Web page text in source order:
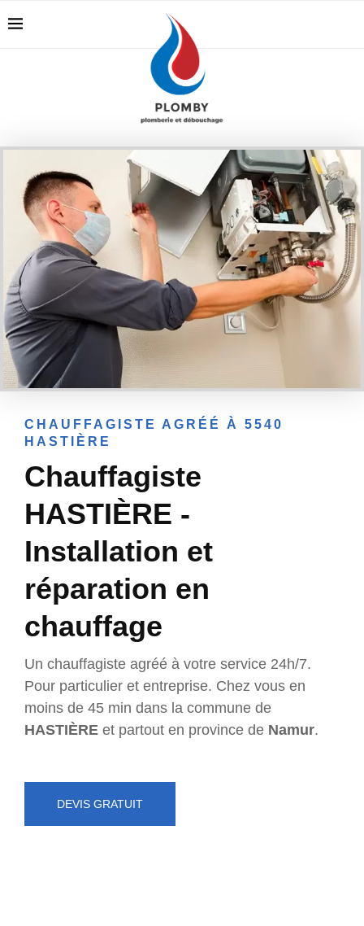
CHAUFFAGISTE AGRÉÉ À 5540
HASTIÈRE
Chauffagiste
HASTIÈRE -
Installation et
réparation en
chauffage
Un chauffagiste agréé à votre service 24h/7.
Pour particulier et entreprise. Chez vous en
moins de 45 min dans la commune de
HASTIÈRE et partout en province de Namur.
DEVIS GRATUIT